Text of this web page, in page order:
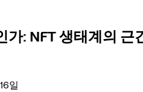
가: NFT 생태계의 근
일